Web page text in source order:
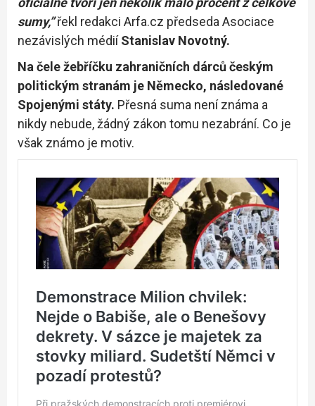
sumy,”řekl redakci Arfa.cz předseda Asociace
nezávislých médiíStanislav Novotný.
Na čele žebříčku zahraničních dárců českým
politickým stranám je Německo, následované
Spojenými státy. Přesná suma není známa a
nikdy nebude, žádný zákon tomu nezabrání. Co je
však známo je motiv.